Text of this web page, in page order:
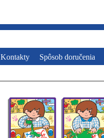
Kontakty Spôsob doručenia